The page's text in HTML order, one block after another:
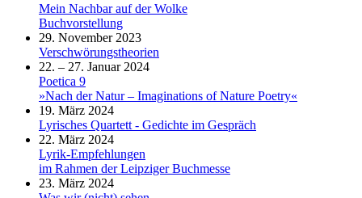
Mein Nachbar auf der Wolke
Buchvorstellung
29. November 2023
Verschwörungstheorien
22. – 27. Januar 2024
Poetica 9
»Nach der Natur – Imaginations of Nature Poetry«
19. März 2024
Lyrisches Quartett - Gedichte im Gespräch
22. März 2024
Lyrik-Empfehlungen
im Rahmen der Leipziger Buchmesse
23. März 2024